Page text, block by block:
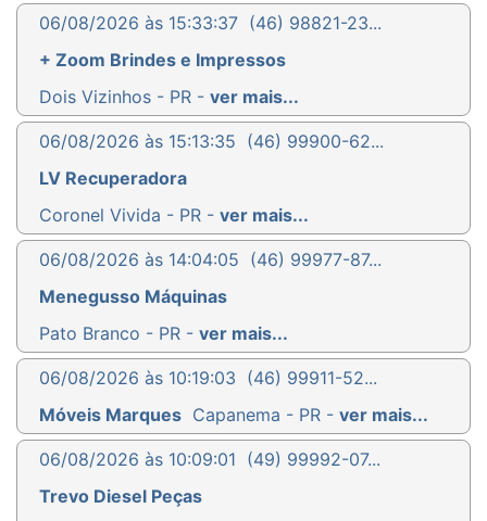
06/08/2026 às 15:33:37 (46) 98821-23...
+ Zoom Brindes e Impressos
Dois Vizinhos - PR - ver mais...
06/08/2026 às 15:13:35 (46) 99900-62...
LV Recuperadora
Coronel Vivida - PR - ver mais...
06/08/2026 às 14:04:05 (46) 99977-87...
Menegusso Máquinas
Pato Branco - PR - ver mais...
06/08/2026 às 10:19:03 (46) 99911-52...
Móveis Marques Capanema - PR - ver mais...
06/08/2026 às 10:09:01 (49) 99992-07...
Trevo Diesel Peças